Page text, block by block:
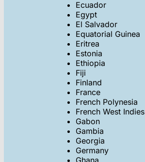
Ecuador
Egypt
El Salvador
Equatorial Guinea
Eritrea
Estonia
Ethiopia
Fiji
Finland
France
French Polynesia
French West Indies
Gabon
Gambia
Georgia
Germany